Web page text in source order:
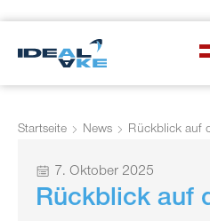
Startseite News Rückblick auf
7. Oktober 2025
Rückblick auf